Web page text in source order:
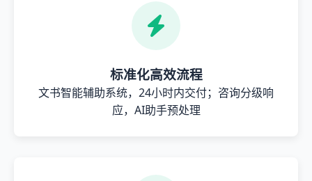
标准化高效流程
文书智能辅助系统，24小时内交付；咨询分级响
应，AI助手预处理